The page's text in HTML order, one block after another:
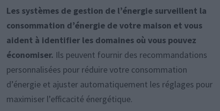
Les systèmes de gestion de l’énergie surveillent la
consommation d’énergie de votre maison et vous
aident à identifier les domaines où vous pouvez
économiser. Ils peuvent fournir des recommandations
personnalisées pour réduire votre consommation
d’énergie et ajuster automatiquement les réglages pour
maximiser l’efficacité énergétique.